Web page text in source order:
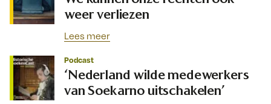
weer verliezen
Lees meer
Podcast
‘Nederland wilde medewerkers
van Soekarno uitschakelen’